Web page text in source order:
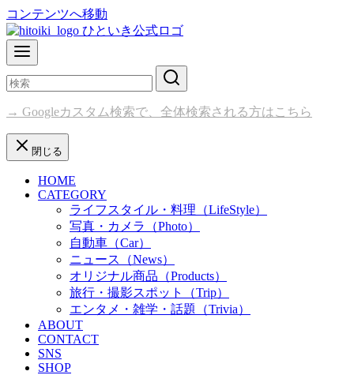
コンテンツへ移動
→ Googleカスタム検索で、全体検索される方はこちら
閉じる
HOME
CATEGORY
ライフスタイル・料理（LifeStyle）
写真・カメラ（Photo）
自動車（Car）
ニュース（News）
オリジナル商品（Products）
旅行・撮影スポット（Trip）
エンタメ・雑学・話題（Trivia）
ABOUT
CONTACT
SNS
SHOP